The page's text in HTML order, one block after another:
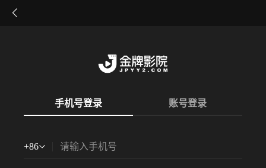
手机号登录 账号登录
+86